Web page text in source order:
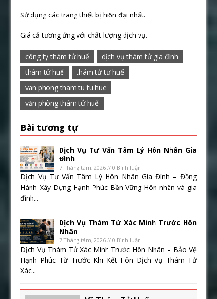
Sử dụng các trang thiết bị hiện đại nhất.
Giá cả tương ứng với chất lượng dịch vụ.
công ty thám tử huế
dịch vụ thám tử gia đình
thám tử huế
thám tử tư huế
van phong tham tu tu hue
văn phòng thám tử huế
Bài tương tự
Dịch Vụ Tư Vấn Tâm Lý Hôn Nhân Gia
Đình
7 Tháng tám, 2026 // 0 Bình luận
Dịch Vụ Tư Vấn Tâm Lý Hôn Nhân Gia Đình – Đồng
Hành Xây Dựng Hạnh Phúc Bền Vững Hôn nhân và gia
đình...
Dịch Vụ Thám Tử Xác Minh Trước Hôn
Nhân
7 Tháng tám, 2026 // 0 Bình luận
Dịch Vụ Thám Tử Xác Minh Trước Hôn Nhân – Bảo Vệ
Hạnh Phúc Từ Trước Khi Kết Hôn Dịch Vụ Thám Tử
Xác...